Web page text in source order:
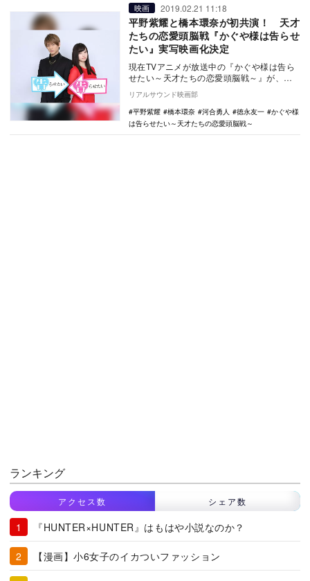
映画 2019.02.21 11:18
平野紫耀と橋本環奈が初共演！ 天才
たちの恋愛頭脳戦『かぐや様は告らせ
たい』実写映画化決定
現在TVアニメが放送中の『かぐや様は告ら
せたい～天才たちの恋愛頭脳戦～』が、平
野紫耀と橋本環奈の共演で実写映画化さ
れ、9月6日に…
リアルサウンド映画部
平野紫耀
橋本環奈 河合勇人 徳永友一
かぐや様
は告らせたい～天才たちの恋愛頭脳戦～
ランキング
アクセス数 シェア数
『HUNTER×HUNTER』はもはや小説なのか？
【漫画】小6女子のイカついファッション